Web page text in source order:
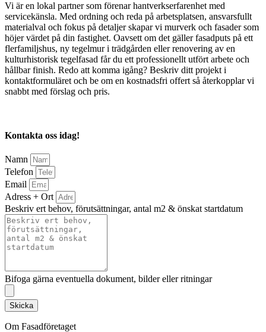
Vi är en lokal partner som förenar hantverkserfarenhet med
servicekänsla. Med ordning och reda på arbetsplatsen, ansvarsfullt
materialval och fokus på detaljer skapar vi murverk och fasader som
höjer värdet på din fastighet. Oavsett om det gäller fasadputs på ett
flerfamiljshus, ny tegelmur i trädgården eller renovering av en
kulturhistorisk tegelfasad får du ett professionellt utfört arbete och
hållbar finish. Redo att komma igång? Beskriv ditt projekt i
kontaktformuläret och be om en kostnadsfri offert så återkopplar vi
snabbt med förslag och pris.
Kontakta oss idag!
Namn
Telefon
Email
Adress + Ort
Beskriv ert behov, förutsättningar, antal m2 & önskat startdatum
Bifoga gärna eventuella dokument, bilder eller ritningar
Skicka
Om Fasadföretaget